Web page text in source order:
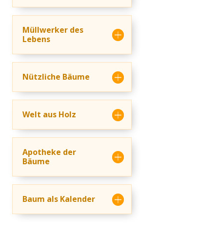
Müllwerker des
Lebens
Nützliche Bäume
Welt aus Holz
Apotheke der
Bäume
Baum als Kalender